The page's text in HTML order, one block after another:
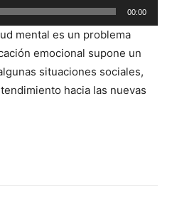
00:00
mental es un problema
emocional supone un
situaciones sociales,
hacia las nuevas